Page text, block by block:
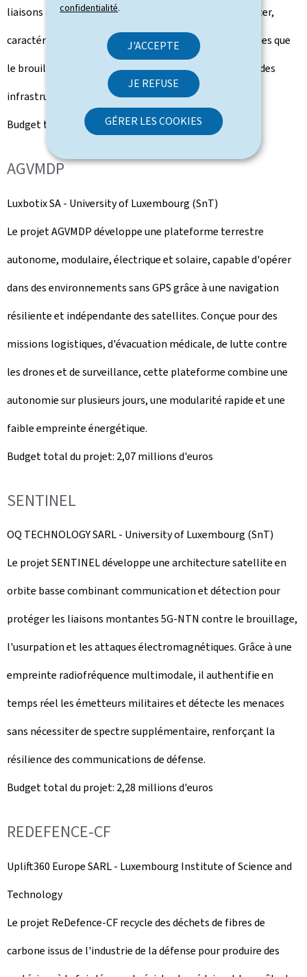
confidentialité.
J'ACCEPTE
JE REFUSE
GÉRER LES COOKIES
liaisons inter-satellites sécurisées. Il permet de détecter,
caractériser et contrer en temps réel les menaces, telles que
le brouillage ou les satellites adverses, sans dépendre des
infrastructures terrestres.
Budget total du projet: 1,62 million d'euros
AGVMDP
Luxbotix SA - University of Luxembourg (SnT)
Le projet AGVMDP développe une plateforme terrestre
autonome, modulaire, électrique et solaire, capable d'opérer
dans des environnements sans GPS grâce à une navigation
résiliente et indépendante des satellites. Conçue pour des
missions logistiques, d'évacuation médicale, de lutte contre
les drones et de surveillance, cette plateforme combine une
autonomie sur plusieurs jours, une modularité rapide et une
faible empreinte énergétique.
Budget total du projet: 2,07 millions d'euros
SENTINEL
OQ TECHNOLOGYSARL - University of Luxembourg (SnT)
Le projet SENTINEL développe une architecture satellite en
orbite basse combinant communication et détection pour
protéger les liaisons montantes 5G‑NTN contre le brouillage,
l'usurpation et les attaques électromagnétiques. Grâce à une
empreinte radiofréquence multimodale, il authentifie en
temps réel les émetteurs militaires et détecte les menaces
sans nécessiter de spectre supplémentaire, renforçant la
résilience des communications de défense.
Budget total du projet: 2,28 millions d'euros
REDEFENCE-CF
Uplift360 Europe SARL - Luxembourg Institute of Science and
Technology
Le projet ReDefence‑CF recycle des déchets de fibres de
carbone issus de l'industrie de la défense pour produire des